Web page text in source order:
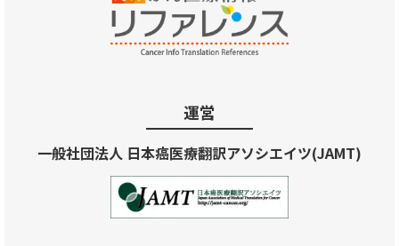
運営
一般社団法人 日本癌医療翻訳アソシエイツ(JAMT)